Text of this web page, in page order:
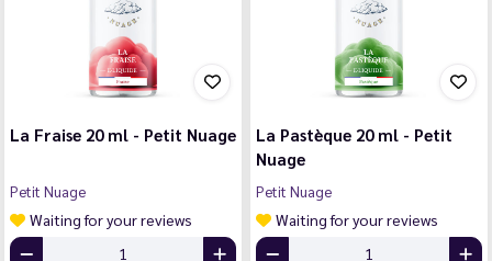
La Fraise 20 ml - Petit Nuage
Petit Nuage
Waiting for your reviews
La Pastèque 20 ml - Petit
Nuage
Petit Nuage
Waiting for your reviews